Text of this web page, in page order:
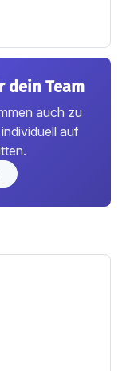
dein Team
auch zu
auf